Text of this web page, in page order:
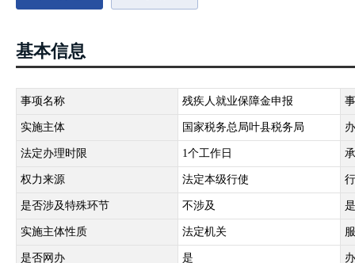
基本信息
事项名称 残疾人就业保障金申报
实施主体 国家税务总局叶县税务局
法定办理时限 1个工作日
权力来源 法定本级行使
是否涉及特殊环节 不涉及
实施主体性质 法定机关
是否网办 是